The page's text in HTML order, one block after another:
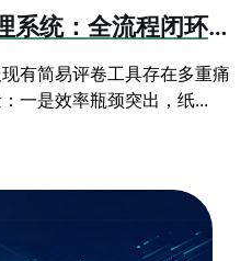
智慧教育在线评卷管理系统：全流程闭环阅卷与学情分析平台
有简易评卷工具存在多重痛
一是效率瓶颈突出，纸...